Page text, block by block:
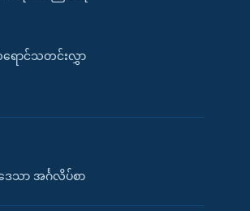
ာင်သတင်းလွှာ
သာ အင်္ဂလိပ်စာ